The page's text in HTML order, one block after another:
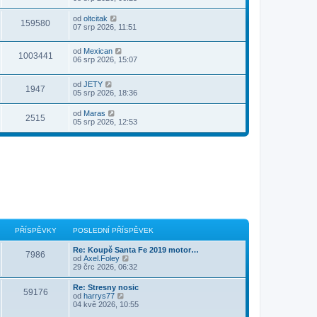
159580 od oltcitak
07 srp 2026, 11:51
1003441 od Mexican
06 srp 2026, 15:07
1947 od JETY
05 srp 2026, 18:36
2515 od Maras
05 srp 2026, 12:53
PŘÍSPĚVKY POSLEDNÍ PŘÍSPĚVEK
7986
Re: Koupě Santa Fe 2019 motor…
od Axel.Foley
o
r
a
z
i
29 črc 2026, 06:32
59176
Re: Stresny nosic
od harrys77
o
04 kvě 2026, 10:55